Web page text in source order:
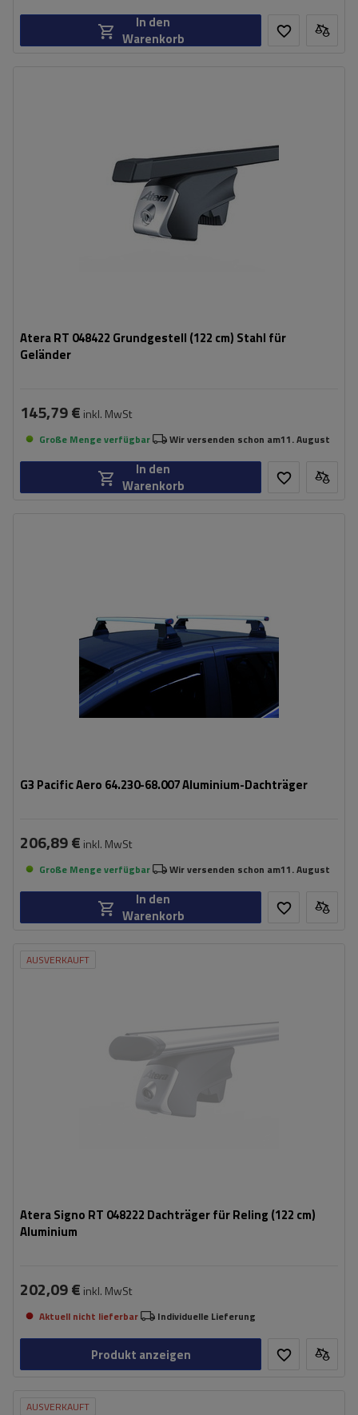
In den
Warenkorb
Atera RT 048422 Grundgestell (122 cm) Stahl für
Geländer
145,79 € inkl. MwSt
Große Menge verfügbar Wir versenden schon am11. August
In den
Warenkorb
G3 Pacific Aero 64.230-68.007 Aluminium-Dachträger
206,89 € inkl. MwSt
Große Menge verfügbar Wir versenden schon am11. August
In den
Warenkorb
AUSVERKAUFT
Atera Signo RT 048222 Dachträger für Reling (122 cm)
Aluminium
202,09 € inkl. MwSt
Aktuell nicht lieferbar Individuelle Lieferung
Produkt anzeigen
AUSVERKAUFT